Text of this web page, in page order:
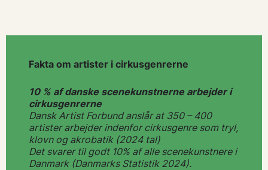
Fakta om artister i cirkusgenrerne
10 % af danske scenekunstnerne arbejder i
cirkusgenrerne
Dansk Artist Forbund anslår at 350 – 400
artister arbejder indenfor cirkusgenre som tryl,
klovn og akrobatik (2024 tal)
Det svarer til godt 10% af alle scenekunstnere i
Danmark (Danmarks Statistik 2024).